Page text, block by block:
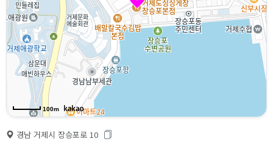
100m
경남 거제시 장승포로 10